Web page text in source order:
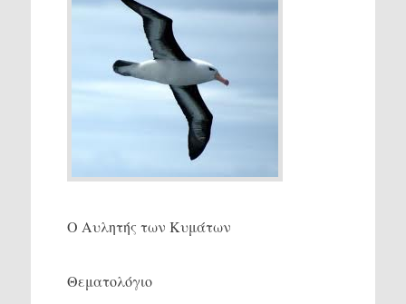
Ο Αυλητής των Κυμάτων
Θεματολόγιο